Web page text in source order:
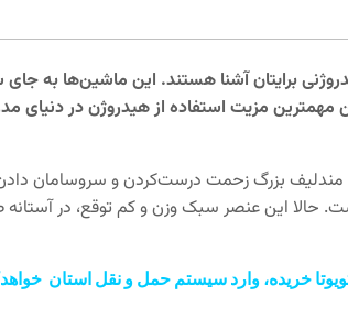
برایتان آشنا هستند. این ماشین‌ها به
مهمترین مزیت استفاده از هیدروژن در
بزرگ زحمت درست‌کردن و سروسامان
این عنصر سبک وزن و کم توقع، در آستانه